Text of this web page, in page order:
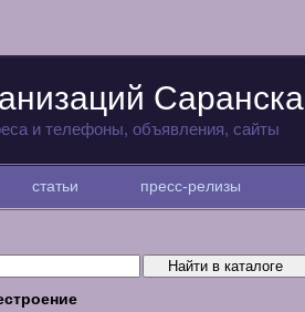
Саранска
и телефоны, объявления, сайты
статьи пресс-релизы